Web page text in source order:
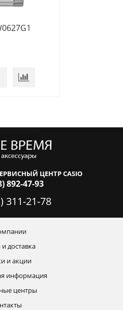
ЦЕНТР CASIO
892-47-93
311-21-78
доставка
и акции
информация
центры